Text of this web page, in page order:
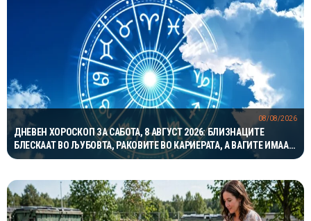
ДНЕВЕН ХОРОСКОП ЗА САБОТА, 8 АВГУСТ 2026: БЛИЗНАЦИТЕ
БЛЕСКААТ ВО ЉУБОВТА, РАКОВИТЕ ВО КАРИЕРАТА, А ВАГИТЕ ИМААТ
ОДЛИЧЕН ДЕН ЗА ХАРМОНИЈА
08/08/2026